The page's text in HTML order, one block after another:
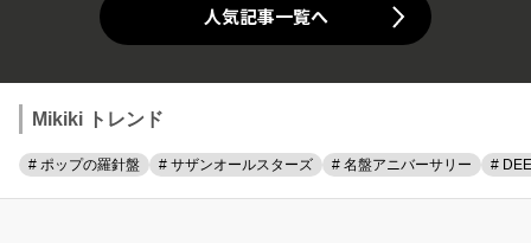
人気記事一覧へ
Mikiki トレンド
# ポップの羅針盤 # サザンオールスターズ # 名盤アニバーサリー #